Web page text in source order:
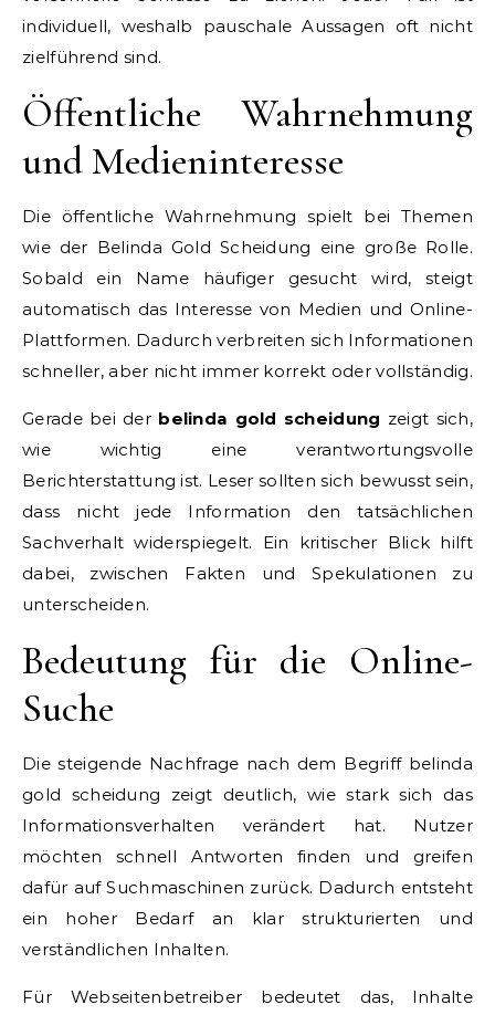
individuell, weshalb pauschale Aussagen oft nicht
zielführend sind.
Öffentliche Wahrnehmung
und Medieninteresse
Die öffentliche Wahrnehmung spielt bei Themen
wie der Belinda Gold Scheidung eine große Rolle.
Sobald ein Name häufiger gesucht wird, steigt
automatisch das Interesse von Medien und Online-
Plattformen. Dadurch verbreiten sich Informationen
schneller, aber nicht immer korrekt oder vollständig.
Gerade bei der belinda gold scheidung zeigt sich,
wie wichtig eine verantwortungsvolle
Berichterstattung ist. Leser sollten sich bewusst sein,
dass nicht jede Information den tatsächlichen
Sachverhalt widerspiegelt. Ein kritischer Blick hilft
dabei, zwischen Fakten und Spekulationen zu
unterscheiden.
Bedeutung für die Online-
Suche
Die steigende Nachfrage nach dem Begriff belinda
gold scheidung zeigt deutlich, wie stark sich das
Informationsverhalten verändert hat. Nutzer
möchten schnell Antworten finden und greifen
dafür auf Suchmaschinen zurück. Dadurch entsteht
ein hoher Bedarf an klar strukturierten und
verständlichen Inhalten.
Für Webseitenbetreiber bedeutet das, Inhalte